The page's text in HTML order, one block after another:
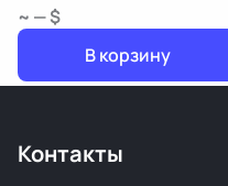
~ — $
В корзину
Контакты